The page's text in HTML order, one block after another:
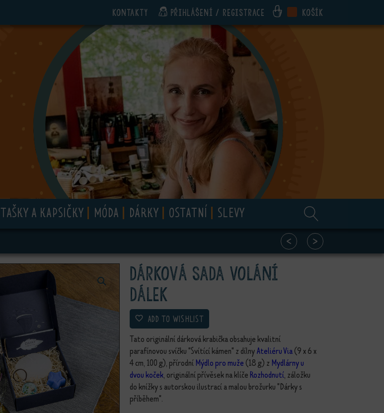
Kontakty Přihlášení / registrace Košík
TAŠKY A KAPSIČKY MÓDA DÁRKY OSTATNÍ SLEVY
< >
Dárková sada Volání
dálek
ADD TO WISHLIST
Tato originální dárková krabička obsahuje kvalitní
parafínovou svíčku "Svítící kámen" z dílnyAteliéru Via(9 x 6 x
4 cm, 100 g), přírodní Mýdlo pro muže (18 g) z Mydlárny u
dvou koček, originální přívěsek na klíče Rozhodnutí, záložku
do knížky s autorskou ilustrací a malou brožurku "Dárky s
příběhem".